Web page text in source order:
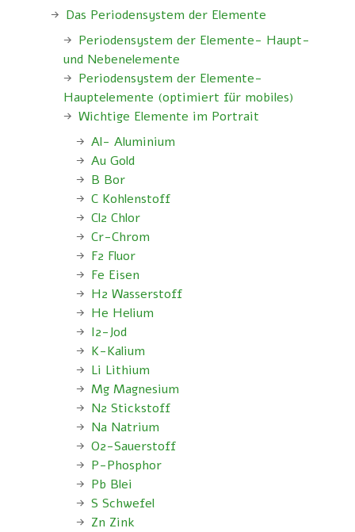
Das Periodensystem der Elemente
Periodensystem der Elemente- Haupt-
und Nebenelemente
Periodensystem der Elemente-
Hauptelemente (optimiert für mobiles)
Wichtige Elemente im Portrait
Al- Aluminium
Au Gold
B Bor
C Kohlenstoff
Cl2 Chlor
Cr-Chrom
F2 Fluor
Fe Eisen
H2 Wasserstoff
He Helium
I2-Jod
K-Kalium
Li Lithium
Mg Magnesium
N2 Stickstoff
Na Natrium
O2-Sauerstoff
P-Phosphor
Pb Blei
S Schwefel
Zn Zink